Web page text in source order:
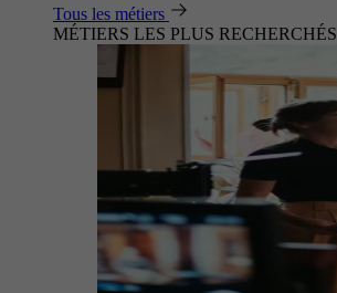
Tous les métiers
MÉTIERS LES PLUS RECHERCHÉS